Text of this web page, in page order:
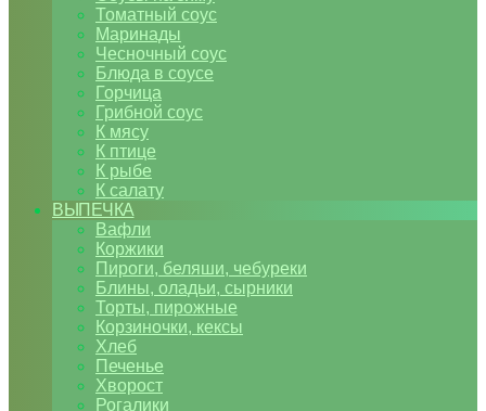
Томатный соус
Маринады
Чесночный соус
Блюда в соусе
Горчица
Грибной соус
К мясу
К птице
К рыбе
К салату
ВЫПЕЧКА
Вафли
Коржики
Пироги, беляши, чебуреки
Блины, оладьи, сырники
Торты, пирожные
Корзиночки, кексы
Хлеб
Печенье
Хворост
Рогалики